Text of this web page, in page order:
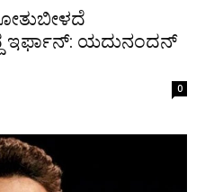
ಇರ್ಫಾನ್: ಯದುನಂದನ್
0